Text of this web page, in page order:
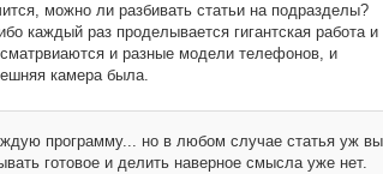
можно ли разбивать статьи на подразделы?
каждый раз проделывается гигантская работа и
и разные модели телефонов, и
камера была.
программу... но в любом случае статья уж
готовое и делить наверное смысла уже нет.